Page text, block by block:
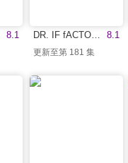
8.1 8.1
DR. IF fACTORY 硬核車媒
更新至第 181 集